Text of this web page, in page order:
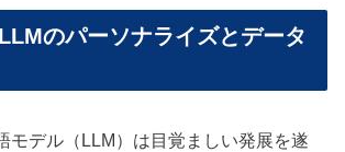
のパーソナライズとデータ
モデル（LLM）は目覚ましい発展を遂